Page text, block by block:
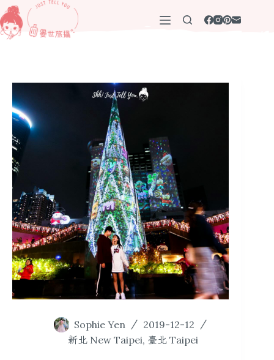
跳
至
主
Sophie Yen
2019-12-12
新北 New Taipei, 臺北 Taipei